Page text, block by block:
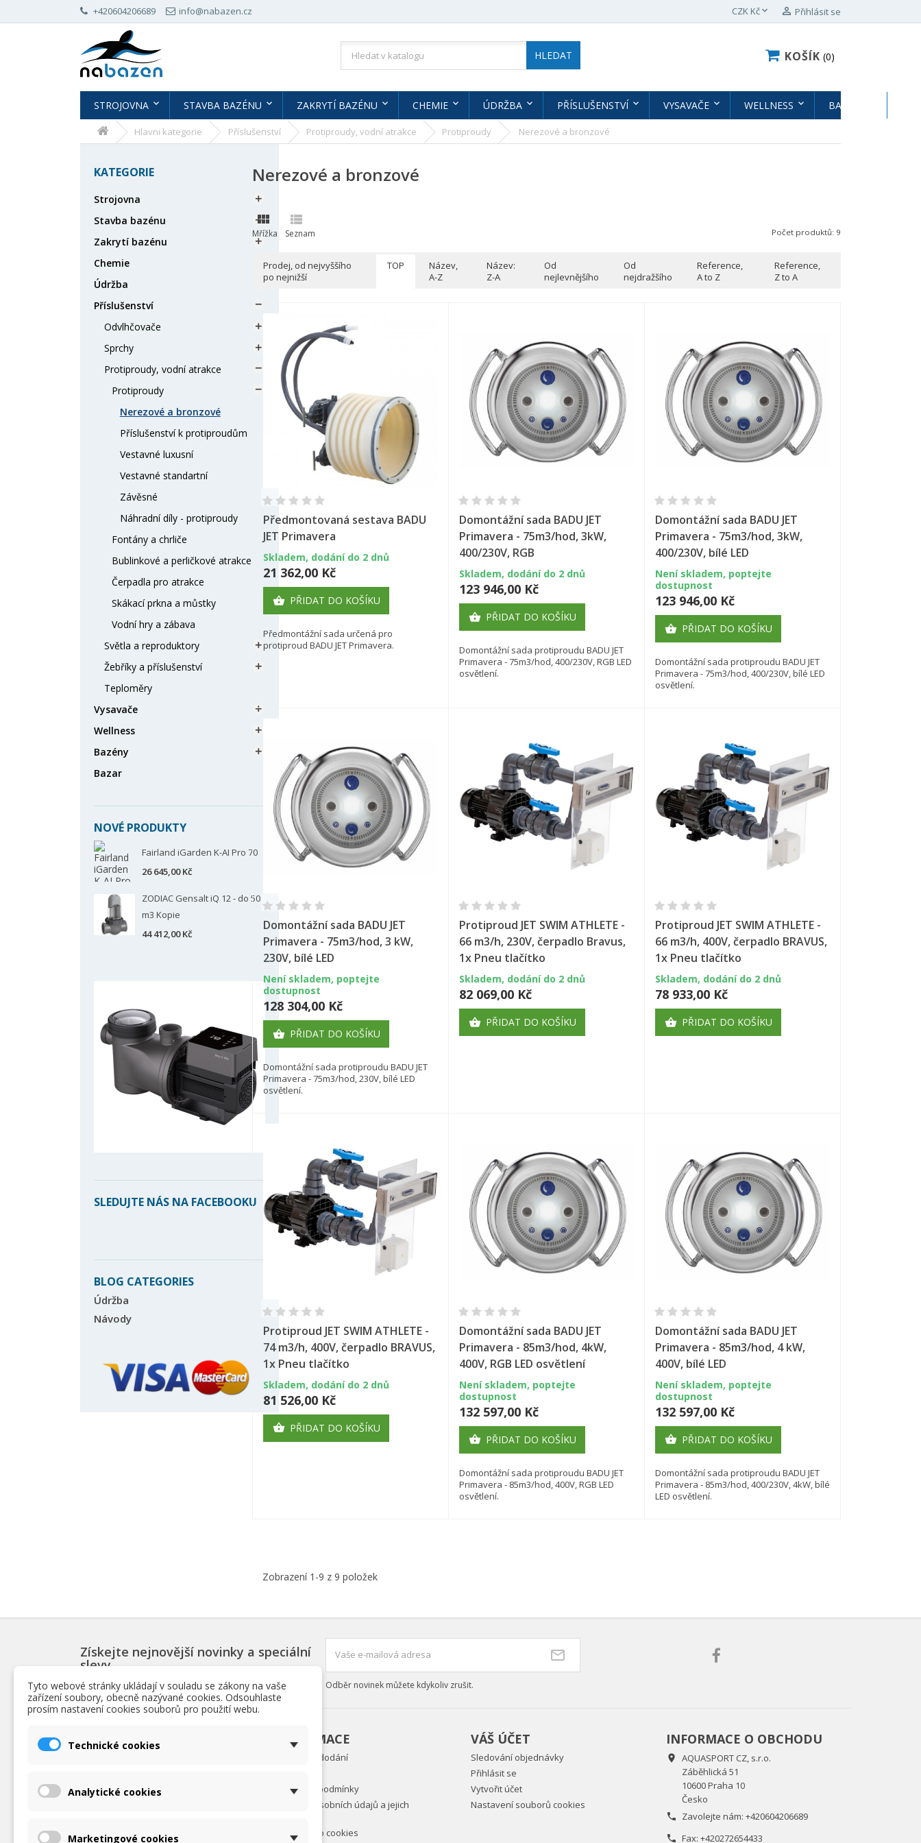
+420604206689 info@nabazen.cz CZK Kč  Přihlásit se
HLEDAT KOŠÍK 0
STROJOVNA STAVBA BAZÉNU ZAKRYTÍ BAZÉNU CHEMIE ÚDRŽBA PŘÍSLUŠENSTVÍ VYSAVAČE WELLNESS BAZÉNY
Hlavni kategorie Příslušenství Protiproudy, vodní atrakce Protiproudy Nerezové a bronzové
KATEGORIE
Strojovna 
Stavba bazénu 
Zakrytí bazénu 
Chemie
Údržba
Příslušenství 
Odvlhčovače 
Sprchy 
Protiproudy, vodní atrakce 
Protiproudy 
Nerezové a bronzové
Příslušenství k protiproudům
Vestavné luxusní
Vestavné standartní
Závěsné
Náhradní díly - protiproudy
Fontány a chrliče
Bublinkové a perličkové atrakce
Čerpadla pro atrakce
Skákací prkna a můstky
Vodní hry a zábava
Světla a reproduktory

Žebříky a příslušenství 
Teploměry
Vysavače

Wellness 
Bazény 
Bazar
NOVÉ PRODUKTY
Fairland iGarden K-AI Pro 70
26 645,00 Kč
ZODIAC Gensalt iQ 12 - do 50
m3 Kopie
44 412,00 Kč
SLEDUJTE NÁS NA FACEBOOKU
BLOG CATEGORIES
Údržba
Návody
Nerezové a bronzové

Mřížka

Seznam Počet produktů: 9
Prodej, od nejvyššího
po nejnižší
TOP
Název,
A-Z
Název:
Z-A
Od
nejlevnějšího
Od
nejdražšího
Reference,
A to Z
Reference,
Z to A
Předmontovaná sestava BADU
JET Primavera
Skladem, dodání do 2 dnů
21 362,00 Kč
 PŘIDAT DO KOŠÍKU
Předmontážní sada určená pro
protiproud BADU JET Primavera.
Domontážní sada BADU JET
Primavera - 75m3/hod, 3kW,
400/230V, RGB
Skladem, dodání do 2 dnů
123 946,00 Kč
 PŘIDAT DO KOŠÍKU
Domontážní sada protiproudu BADU JET
Primavera - 75m3/hod, 400/230V, RGB LED
osvětlení.
Domontážní sada BADU JET
Primavera - 75m3/hod, 3kW,
400/230V, bílé LED
Není skladem, poptejte
dostupnost
123 946,00 Kč
 PŘIDAT DO KOŠÍKU
Domontážní sada protiproudu BADU JET
Primavera - 75m3/hod, 400/230V, bílé LED
osvětlení.
Domontážní sada BADU JET
Primavera - 75m3/hod, 3 kW,
230V, bílé LED
Není skladem, poptejte
dostupnost
128 304,00 Kč
 PŘIDAT DO KOŠÍKU
Domontážní sada protiproudu BADU JET
Primavera - 75m3/hod, 230V, bílé LED
osvětlení.
Protiproud JET SWIM ATHLETE -
66 m3/h, 230V, čerpadlo Bravus,
1x Pneu tlačítko
Skladem, dodání do 2 dnů
82 069,00 Kč
 PŘIDAT DO KOŠÍKU
Protiproud JET SWIM ATHLETE -
66 m3/h, 400V, čerpadlo BRAVUS,
1x Pneu tlačítko
Skladem, dodání do 2 dnů
78 933,00 Kč
 PŘIDAT DO KOŠÍKU
Protiproud JET SWIM ATHLETE -
74 m3/h, 400V, čerpadlo BRAVUS,
1x Pneu tlačítko
Skladem, dodání do 2 dnů
81 526,00 Kč
 PŘIDAT DO KOŠÍKU
Domontážní sada BADU JET
Primavera - 85m3/hod, 4kW,
400V, RGB LED osvětlení
Není skladem, poptejte
dostupnost
132 597,00 Kč
 PŘIDAT DO KOŠÍKU
Domontážní sada protiproudu BADU JET
Primavera - 85m3/hod, 400V, RGB LED
osvětlení.
Domontážní sada BADU JET
Primavera - 85m3/hod, 4 kW,
400V, bílé LED
Není skladem, poptejte
dostupnost
132 597,00 Kč
 PŘIDAT DO KOŠÍKU
Domontážní sada protiproudu BADU JET
Primavera - 85m3/hod, 400/230V, 4kW, bílé
LED osvětlení.
Zobrazení 1-9 z 9 položek
Získejte nejnovější novinky a speciální
slevy
Odběr novinek můžete kdykoliv zrušit.
PRODUKTY
Nejpopulárnější bazénové produkty
INFORMACE
Podmínky dodání
Obchodní podmínky
Ochrana osobních údajů a jejich
Podrobně o cookies
VÁŠ ÚČET
Sledování objednávky
Přihlásit se
Vytvořit účet
Nastavení souborů cookies
INFORMACE O OBCHODU

AQUASPORT CZ, s.r.o.
Záběhlická 51
10600 Praha 10
Česko
 Zavolejte nám: +420604206689
 Fax: +420272654433
My wishlists ×
add_circle_outline Create new list
((modalTitle)) ×
((confirmMessage))
((cancelText)) ((modalDeleteText))
Vytvořit seznam přání
Název seznamu přání
Zrušit Vytvořit seznam přání
Přihlásit se ×
Musíte být přihlášen, abyste si mohli výrobky uložit do svého seznamu
přání.
Tyto webové stránky ukládají v souladu se zákony na vaše
zařízení soubory, obecně nazývané cookies. Odsouhlaste
prosím nastavení cookies souborů pro použití webu.
Technické cookies
Analytické cookies
Marketingové cookies